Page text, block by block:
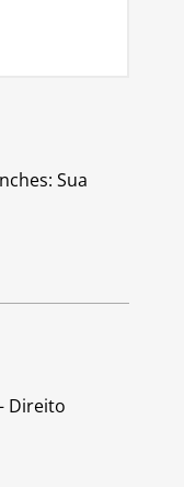
Sua
Direito